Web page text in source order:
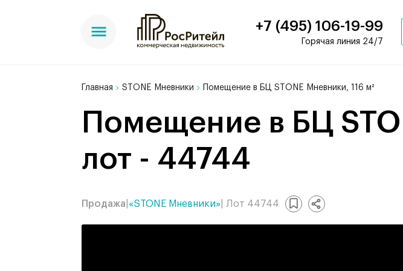
+7 (495) 106-19-99
Горячая линия 24/7
Главная STONE Мневники Помещение в БЦ STONE Мневники, 116 м²
Помещение в БЦ STONE Мневники, 116 м²,
лот - 44744
Продажа «STONE Мневники» | Лот 44744